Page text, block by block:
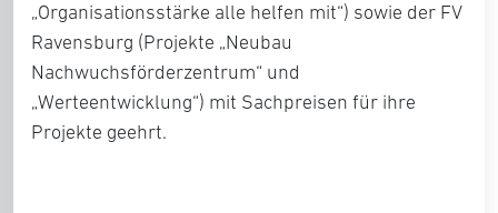
„Organisationsstärke alle helfen mit“) sowie der FV
Ravensburg (Projekte „Neubau
Nachwuchsförderzentrum“ und
„Werteentwicklung“) mit Sachpreisen für ihre
Projekte geehrt.